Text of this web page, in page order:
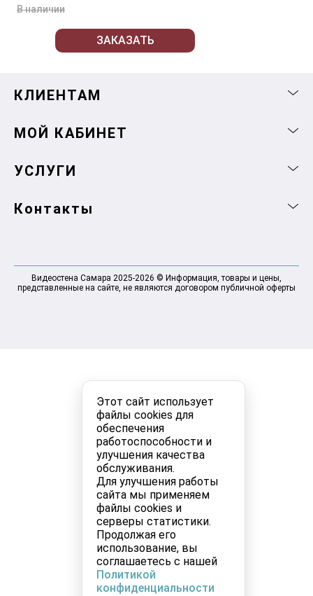
Этот сайт использует
файлы cookies для
обеспечения
работоспособности и
улучшения качества
обслуживания.
Для улучшения работы
сайта мы применяем
файлы cookies и
серверы статистики.
Продолжая его
использование, вы
соглашаетесь с нашей
Политикой
конфиденциальности
В наличии
ЗАКАЗАТЬ
КЛИЕНТАМ
МОЙ КАБИНЕТ
УСЛУГИ
Контакты
Видеостена Самара 2025-2026 © Информация, товары и цены,
представленные на сайте, не являются договором публичной оферты